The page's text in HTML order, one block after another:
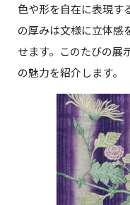
色や形を自在に表現す
の厚みは文様に立体感
せます。このたびの展
の魅力を紹介します。